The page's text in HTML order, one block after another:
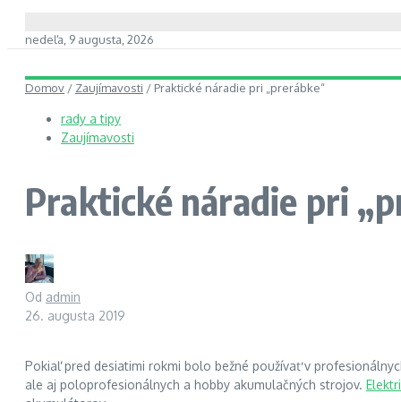
nedeľa, 9 augusta, 2026
Domov / Zaujímavosti / Praktické náradie pri „prerábke“
rady a tipy
Zaujímavosti
Praktické náradie pri
Od admin
26. augusta 2019
Pokiaľ pred desiatimi rokmi bolo bežné používať v
ale aj poloprofesionálnych a hobby akumulačných strojov.